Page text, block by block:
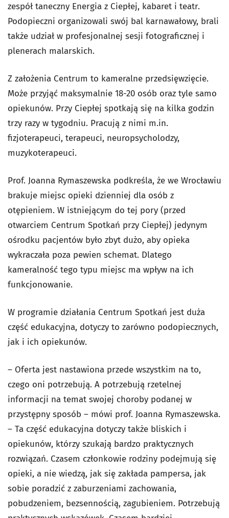
zespół taneczny Energia z Ciepłej, kabaret i teatr.
Podopieczni organizowali swój bal karnawałowy, brali
także udział w profesjonalnej sesji fotograficznej i
plenerach malarskich.
Z założenia Centrum to kameralne przedsięwzięcie.
Może przyjąć maksymalnie 18-20 osób oraz tyle samo
opiekunów. Przy Ciepłej spotkają się na kilka godzin
trzy razy w tygodniu. Pracują z nimi m.in.
fizjoterapeuci, terapeuci, neuropsycholodzy,
muzykoterapeuci.
Prof. Joanna Rymaszewska podkreśla, że we Wrocławiu
brakuje miejsc opieki dzienniej dla osób z
otępieniem. W istniejącym do tej pory (przed
otwarciem Centrum Spotkań przy Ciepłej) jedynym
ośrodku pacjentów było zbyt dużo, aby opieka
wykraczała poza pewien schemat. Dlatego
kameralność tego typu miejsc ma wpływ na ich
funkcjonowanie.
W programie działania Centrum Spotkań jest duża
część edukacyjna, dotyczy to zarówno podopiecznych,
jak i ich opiekunów.
– Oferta jest nastawiona przede wszystkim na to,
czego oni potrzebują. A potrzebują rzetelnej
informacji na temat swojej choroby podanej w
przystępny sposób – mówi prof. Joanna Rymaszewska.
– Ta część edukacyjna dotyczy także bliskich i
opiekunów, którzy szukają bardzo praktycznych
rozwiązań. Czasem członkowie rodziny podejmują się
opieki, a nie wiedzą, jak się zakłada pampersa, jak
sobie poradzić z zaburzeniami zachowania,
pobudzeniem, bezsennością, zagubieniem. Potrzebują